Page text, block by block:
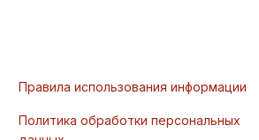
Правила использования информации
Политика обработки персональных